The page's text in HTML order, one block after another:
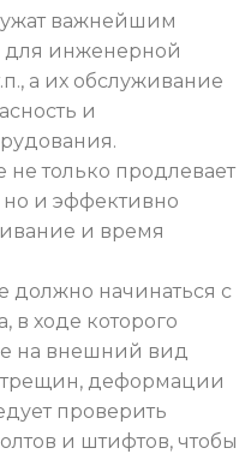
важнейшим
инженерной
а их обслуживание
и
только продлевает
и эффективно
и время
должно начинаться с
в ходе которого
на внешний вид
деформации
проверить
и штифтов, чтобы